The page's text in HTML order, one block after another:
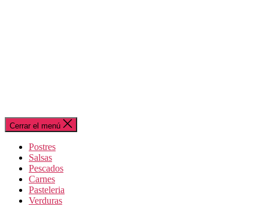
Cerrar el menú
Postres
Salsas
Pescados
Carnes
Pasteleria
Verduras